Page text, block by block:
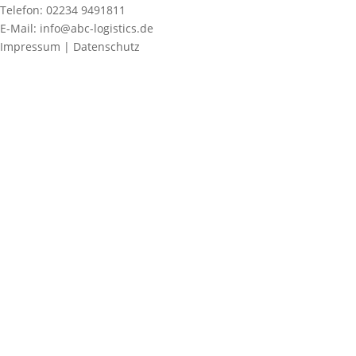
Telefon: 02234 9491811
E-Mail: info@abc-logistics.de
Impressum | Datenschutz